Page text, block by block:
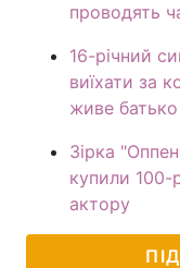
проводять
16-річний
виїхати за
живе батько
Зірка
купили 100-
актору